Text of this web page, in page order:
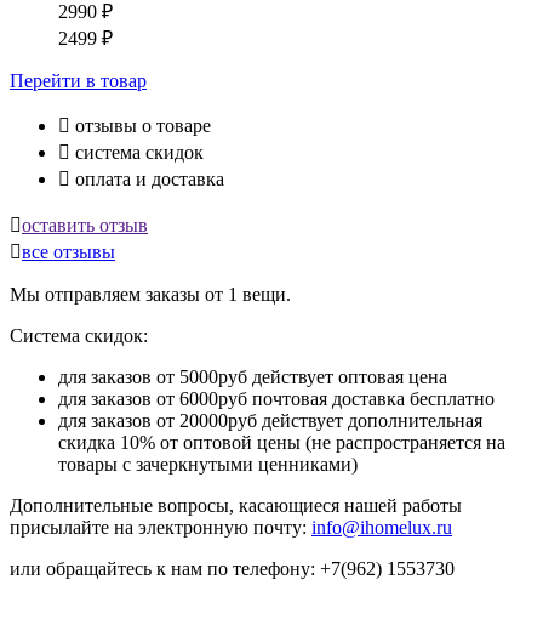
2990 ₽
2499 ₽
Перейти в товар
 отзывы о товаре
 система скидок
 оплата и доставка
оставить отзыв
все отзывы
Мы отправляем заказы от 1 вещи.
Система скидок:
для заказов от 5000руб действует оптовая цена
для заказов от 6000руб почтовая доставка бесплатно
для заказов от 20000руб действует дополнительная
скидка 10% от оптовой цены (не распространяется на
товары с зачеркнутыми ценниками)
Дополнительные вопросы, касающиеся нашей работы
присылайте на электронную почту: info@ihomelux.ru
или обращайтесь к нам по телефону: +7(962) 1553730